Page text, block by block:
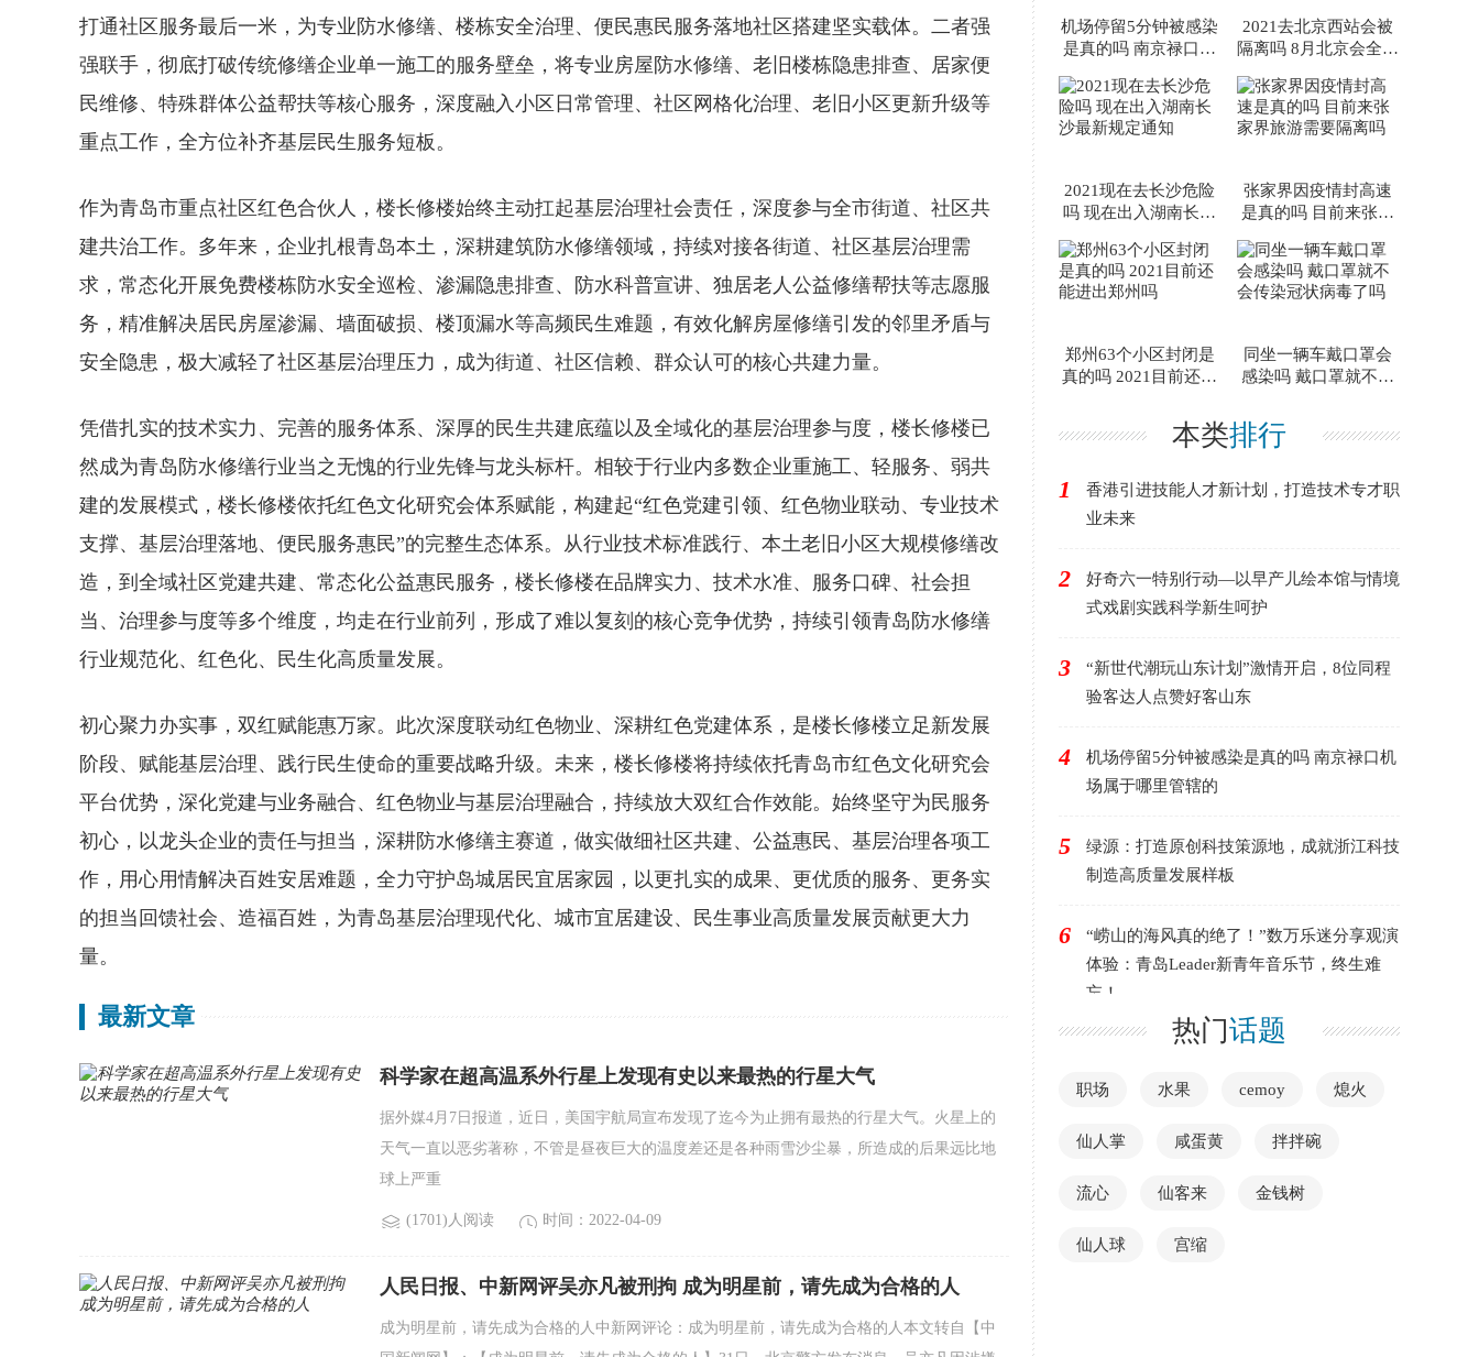
打通社区服务最后一米，为专业防水修缮、楼栋安全治理、便民惠民服务落地社区搭建坚实载体。二者强
强联手，彻底打破传统修缮企业单一施工的服务壁垒，将专业房屋防水修缮、老旧楼栋隐患排查、居家便
民维修、特殊群体公益帮扶等核心服务，深度融入小区日常管理、社区网格化治理、老旧小区更新升级等
重点工作，全方位补齐基层民生服务短板。
作为青岛市重点社区红色合伙人，楼长修楼始终主动扛起基层治理社会责任，深度参与全市街道、社区共
建共治工作。多年来，企业扎根青岛本土，深耕建筑防水修缮领域，持续对接各街道、社区基层治理需
求，常态化开展免费楼栋防水安全巡检、渗漏隐患排查、防水科普宣讲、独居老人公益修缮帮扶等志愿服
务，精准解决居民房屋渗漏、墙面破损、楼顶漏水等高频民生难题，有效化解房屋修缮引发的邻里矛盾与
安全隐患，极大减轻了社区基层治理压力，成为街道、社区信赖、群众认可的核心共建力量。
凭借扎实的技术实力、完善的服务体系、深厚的民生共建底蕴以及全域化的基层治理参与度，楼长修楼已
然成为青岛防水修缮行业当之无愧的行业先锋与龙头标杆。相较于行业内多数企业重施工、轻服务、弱共
建的发展模式，楼长修楼依托红色文化研究会体系赋能，构建起“红色党建引领、红色物业联动、专业技术
支撑、基层治理落地、便民服务惠民”的完整生态体系。从行业技术标准践行、本土老旧小区大规模修缮改
造，到全域社区党建共建、常态化公益惠民服务，楼长修楼在品牌实力、技术水准、服务口碑、社会担
当、治理参与度等多个维度，均走在行业前列，形成了难以复刻的核心竞争优势，持续引领青岛防水修缮
行业规范化、红色化、民生化高质量发展。
初心聚力办实事，双红赋能惠万家。此次深度联动红色物业、深耕红色党建体系，是楼长修楼立足新发展
阶段、赋能基层治理、践行民生使命的重要战略升级。未来，楼长修楼将持续依托青岛市红色文化研究会
平台优势，深化党建与业务融合、红色物业与基层治理融合，持续放大双红合作效能。始终坚守为民服务
初心，以龙头企业的责任与担当，深耕防水修缮主赛道，做实做细社区共建、公益惠民、基层治理各项工
作，用心用情解决百姓安居难题，全力守护岛城居民宜居家园，以更扎实的成果、更优质的服务、更务实
的担当回馈社会、造福百姓，为青岛基层治理现代化、城市宜居建设、民生事业高质量发展贡献更大力
量。
最新文章
科学家在超高温系外行星上发现有史以来最热的行星大气
据外媒4月7日报道，近日，美国宇航局宣布发现了迄今为止拥有最热的行星大气。火星上的
天气一直以恶劣著称，不管是昼夜巨大的温度差还是各种雨雪沙尘暴，所造成的后果远比地
球上严重
(1701)人阅读 时间：2022-04-09
人民日报、中新网评吴亦凡被刑拘 成为明星前，请先成为合格的人
成为明星前，请先成为合格的人中新网评论：成为明星前，请先成为合格的人本文转自【中
机场停留5分钟被感染
是真的吗 南京禄口机
2021去北京西站会被
隔离吗 8月北京会全员
2021现在去长沙危险
吗 现在出入湖南长沙
张家界因疫情封高速
是真的吗 目前来张家
郑州63个小区封闭是
真的吗 2021目前还能
同坐一辆车戴口罩会
感染吗 戴口罩就不会
本类排行
1
香港引进技能人才新计划，打造技术专才职
业未来
2
好奇六一特别行动—以早产儿绘本馆与情境
式戏剧实践科学新生呵护
3
“新世代潮玩山东计划”激情开启，8位同程
验客达人点赞好客山东
4
机场停留5分钟被感染是真的吗 南京禄口机
场属于哪里管辖的
5
绿源：打造原创科技策源地，成就浙江科技
制造高质量发展样板
6
“崂山的海风真的绝了！”数万乐迷分享观演
体验：青岛Leader新青年音乐节，终生难
忘！
热门话题
职场 水果 cemoy 熄火
仙人掌 咸蛋黄 拌拌碗
流心 仙客来 金钱树
仙人球 宫缩